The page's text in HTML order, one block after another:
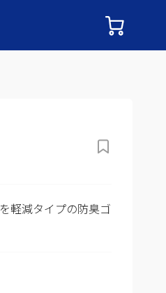
軽減タイプの防臭ゴ